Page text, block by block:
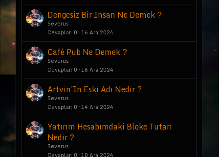
Dengesiz Bir Insan Ne Demek ?
Severus
Cevaplar 0 16 Ara 2024
Café Pub Ne Demek ?
Severus
Cevaplar 0 16 Ara 2024
Artvin'In Eski Adı Nedir ?
Severus
Cevaplar 0 14 Ara 2024
Yatırım Hesabımdaki Bloke Tutarı
Nedir ?
Severus
Cevaplar 0 10 Ara 2024